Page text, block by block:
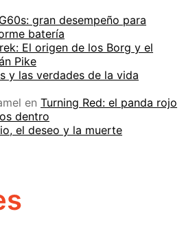
gran desempeño para
batería
El origen de los Borg y el
Pike
y las verdades de la vida
en Turning Red: el panda rojo
dentro
el deseo y la muerte